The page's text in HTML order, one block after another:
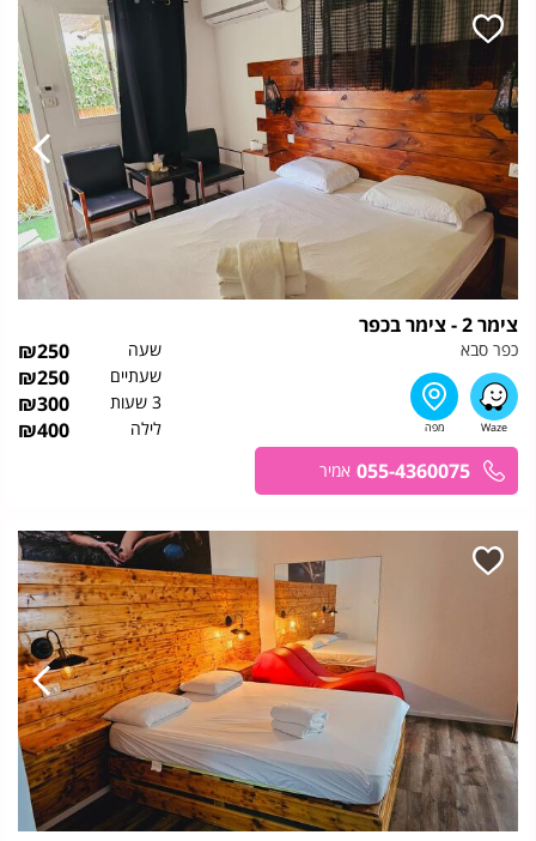
צימר 2 - צימר בכפר
כפר סבא שעה ₪250
שעתיים ₪250
3 שעות ₪300
לילה ₪400
055-4360075 אמיר